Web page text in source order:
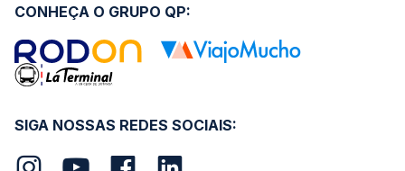
SIGA NOSSAS REDES SOCIAIS:
CONHEÇA O GRUPO QP: